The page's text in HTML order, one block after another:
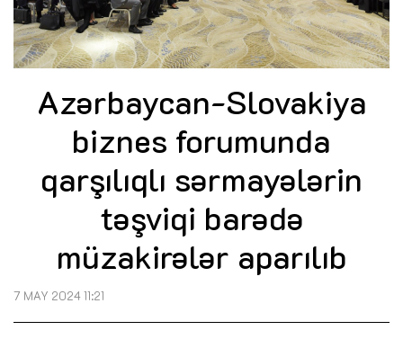
Azərbaycan-Slovakiya
biznes forumunda
qarşılıqlı sərmayələrin
təşviqi barədə
müzakirələr aparılıb
7 MAY 2024 11:21